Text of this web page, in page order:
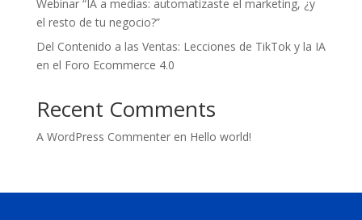
Webinar “IA a medias: automatizaste el marketing, ¿y
el resto de tu negocio?”
Del Contenido a las Ventas: Lecciones de TikTok y la IA
en el Foro Ecommerce 4.0
Recent Comments
A WordPress Commenteren Hello world!